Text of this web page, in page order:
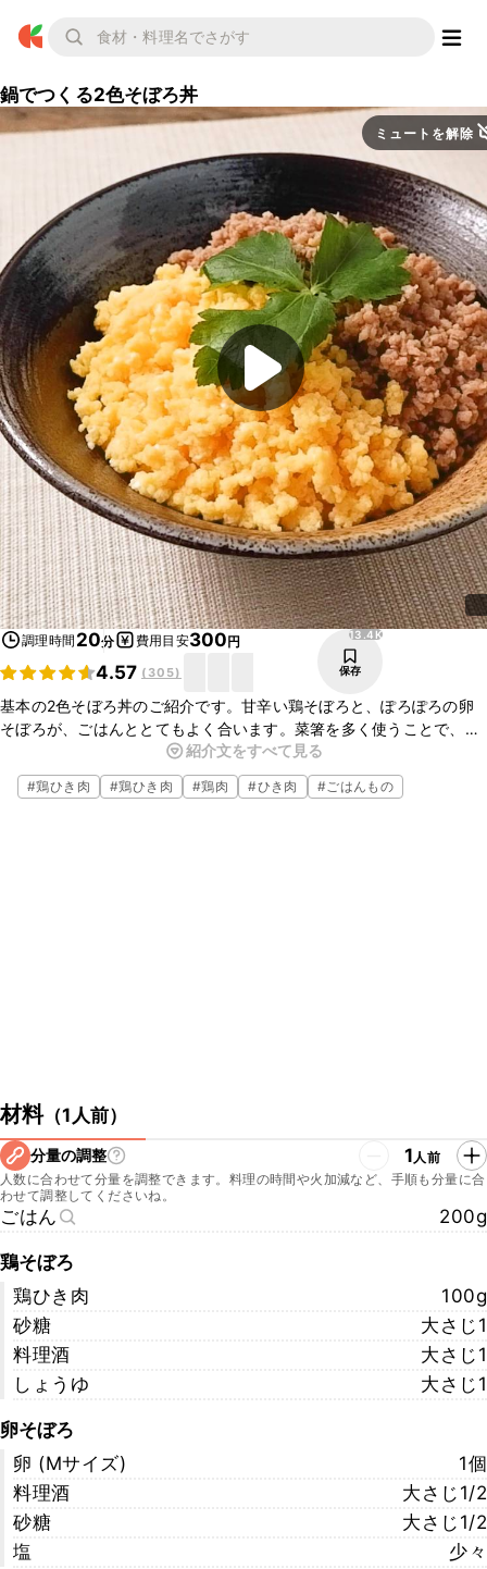
鍋でつくる2色そぼろ丼
ミュートを解除
調理時間 20分 費用目安300円
4.57 ( 305)
13.4K
保存
基本の2色そぼろ丼のご紹介です。甘辛い鶏そぼろと、ぽろぽろの卵
そぼろが、ごはんととてもよく合います。菜箸を多く使うことで、ぽ
ろぽろときれいなそぼろに仕上がりますよ。一度はぜひ、基本の作り
方に挑戦してみてくださいね。
紹介文をすべて見る
#鶏ひき肉 #鶏ひき肉 #鶏肉 #ひき肉 #ごはんもの
材料（1人前）
分量の調整 1人前
人数に合わせて分量を調整できます。料理の時間や火加減など、手順も分量に合
わせて調整してくださいね。
ごはん 200g
鶏そぼろ
鶏ひき肉
100g
砂糖
大さじ1
料理酒
大さじ1
しょうゆ
大さじ1
卵そぼろ
卵 (Mサイズ)
1個
料理酒
大さじ1/2
砂糖
大さじ1/2
塩
少々